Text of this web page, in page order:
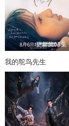
更新第08集
我的鸵鸟先生